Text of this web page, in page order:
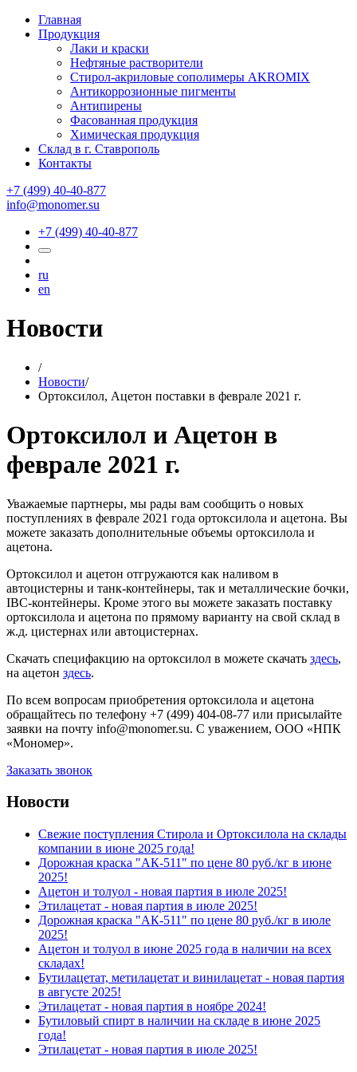
Главная
Продукция
Лаки и краски
Нефтяные растворители
Стирол-акриловые сополимеры AKROMIX
Антикоррозионные пигменты
Антипирены
Фасованная продукция
Химическая продукция
Склад в г. Ставрополь
Контакты
+7 (499) 40-40-877
info@monomer.su
+7 (499) 40-40-877
ru
en
Новости
/
Новости/
Ортоксилол, Ацетон поставки в феврале 2021 г.
Ортоксилол и Ацетон в
феврале 2021 г.
Уважаемые партнеры, мы рады вам сообщить о новых
поступлениях в феврале 2021 года ортоксилола и ацетона. Вы
можете заказать дополнительные объемы ортоксилола и
ацетона.
Ортоксилол и ацетон отгружаются как наливом в
автоцистерны и танк-контейнеры, так и металлические бочки,
IBC-контейнеры. Кроме этого вы можете заказать поставку
ортоксилола и ацетона по прямому варианту на свой склад в
ж.д. цистернах или автоцистернах.
Скачать специфакцию на ортоксилол в можете скачать здесь,
на ацетон здесь.
По всем вопросам приобретения ортоксилола и ацетона
обращайтесь по телефону +7 (499) 404-08-77 или присылайте
заявки на почту info@monomer.su. С уважением, ООО «НПК
«Мономер».
Заказать звонок
Новости
Свежие поступления Стирола и Ортоксилола на склады
компании в июне 2025 года!
Дорожная краска "АК-511" по цене 80 руб./кг в июне
2025!
Ацетон и толуол - новая партия в июле 2025!
Этилацетат - новая партия в июле 2025!
Дорожная краска "АК-511" по цене 80 руб./кг в июле
2025!
Ацетон и толуол в июне 2025 года в наличии на всех
складах!
Бутилацетат, метилацетат и винилацетат - новая партия
в августе 2025!
Этилацетат - новая партия в ноябре 2024!
Бутиловый спирт в наличии на складе в июне 2025
года!
Этилацетат - новая партия в июле 2025!